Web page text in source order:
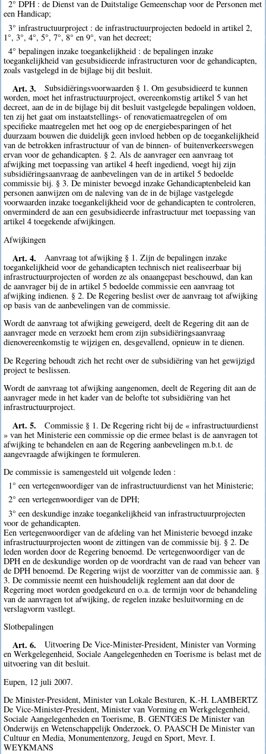
2° DPH : de Dienst van de Duitstalige Gemeenschap voor de Personen met
een Handicap;
3° infrastructuurproject : de infrastructuurprojecten bedoeld in artikel 2,
1°, 3°, 4°, 5°, 7°, 8° en 9°, van het decreet;
4° bepalingen inzake toegankelijkheid : de bepalingen inzake
toegankelijkheid van gesubsidieerde infrastructuren voor de gehandicapten,
zoals vastgelegd in de bijlage bij dit besluit.
Art. 3.
Subsidiëringsvoorwaarden § 1. Om gesubsidieerd te kunnen
worden, moet het infrastructuurproject, overeenkomstig artikel 5 van het
decreet, aan de in de bijlage bij dit besluit vastgelegde bepalingen voldoen,
ten zij het gaat om instaatstellings- of renovatiemaatregelen of om
specifieke maatregelen met het oog op de energiebesparingen of het
duurzaam bouwen die duidelijk geen invloed hebben op de toegankelijkheid
van de betrokken infrastructuur of van de binnen- of buitenverkeerswegen
ervan voor de gehandicapten. § 2. Als de aanvrager een aanvraag tot
afwijking met toepassing van artikel 4 heeft ingediend, voegt hij zijn
subsidiëringsaanvraag de aanbevelingen van de in artikel 5 bedoelde
commissie bij. § 3. De minister bevoegd inzake Gehandicaptenbeleid kan
personen aanwijzen om de naleving van de in de bijlage vastgelegde
voorwaarden inzake toegankelijkheid voor de gehandicapten te controleren,
onverminderd de aan een gesubsidieerde infrastructuur met toepassing van
artikel 4 toegekende afwijkingen.
Afwijkingen
Art. 4.
Aanvraag tot afwijking § 1. Zijn de bepalingen inzake
toegankelijkheid voor de gehandicapten technisch niet realiseerbaar bij
infrastructuurprojecten of worden ze als onaangepast beschouwd, dan kan
de aanvrager bij de in artikel 5 bedoelde commissie een aanvraag tot
afwijking indienen. § 2. De Regering beslist over de aanvraag tot afwijking
op basis van de aanbevelingen van de commissie.
Wordt de aanvraag tot afwijking geweigerd, deelt de Regering dit aan de
aanvrager mede en verzoekt hem erom zijn subsidiëringsaanvraag
dienovereenkomstig te wijzigen en, desgevallend, opnieuw in te dienen.
De Regering behoudt zich het recht over de subsidiëring van het gewijzigd
project te beslissen.
Wordt de aanvraag tot afwijking aangenomen, deelt de Regering dit aan de
aanvrager mede in het kader van de belofte tot subsidiëring van het
infrastructuurproject.
Art. 5.
Commissie § 1. De Regering richt bij de « infrastructuurdienst
» van het Ministerie een commissie op die ermee belast is de aanvragen tot
afwijking te behandelen en aan de Regering aanbevelingen m.b.t. de
aangevraagde afwijkingen te formuleren.
De commissie is samengesteld uit volgende leden :
1° een vertegenwoordiger van de infrastructuurdienst van het Ministerie;
2° een vertegenwoordiger van de DPH;
3° een deskundige inzake toegankelijkheid van infrastructuurprojecten
voor de gehandicapten.
Een vertegenwoordiger van de afdeling van het Ministerie bevoegd inzake
infrastructuurprojecten woont de zittingen van de commissie bij. § 2. De
leden worden door de Regering benoemd. De vertegenwoordiger van de
DPH en de deskundige worden op de voordracht van de raad van beheer van
de DPH benoemd. De Regering wijst de voorzitter van de commissie aan. §
3. De commissie neemt een huishoudelijk reglement aan dat door de
Regering moet worden goedgekeurd en o.a. de termijn voor de behandeling
van de aanvragen tot afwijking, de regelen inzake besluitvorming en de
verslagvorm vastlegt.
Slotbepalingen
Art. 6.
Uitvoering De Vice-Minister-President, Minister van Vorming
en Werkgelegenheid, Sociale Aangelegenheden en Toerisme is belast met de
uitvoering van dit besluit.
Eupen, 12 juli 2007.
De Minister-President, Minister van Lokale Besturen, K.-H. LAMBERTZ
De Vice-Minister-President, Minister van Vorming en Werkgelegenheid,
Sociale Aangelegenheden en Toerisme, B. GENTGES De Minister van
Onderwijs en Wetenschappelijk Onderzoek, O. PAASCH De Minister van
Cultuur en Media, Monumentenzorg, Jeugd en Sport, Mevr. I.
WEYKMANS